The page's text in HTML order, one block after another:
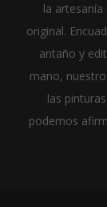
la
original.
antaño y
mano,
las
podemos